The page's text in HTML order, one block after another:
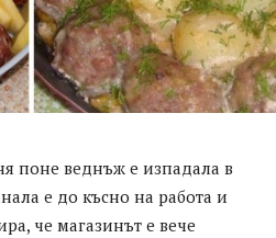
поне веднъж е изпадала в
е до късно на работа и
че магазинът е вече